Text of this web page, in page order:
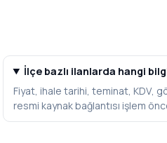
İlçe bazlı ilanlarda hangi
Fiyat, ihale tarihi, teminat, KDV,
resmi kaynak bağlantısı işlem